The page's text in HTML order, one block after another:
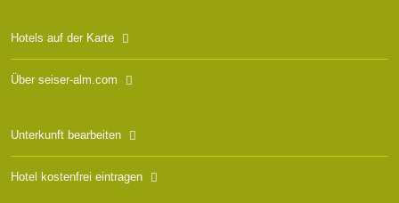
Hotels auf der Karte
Über seiser-alm.com
Unterkunft bearbeiten
Hotel kostenfrei eintragen